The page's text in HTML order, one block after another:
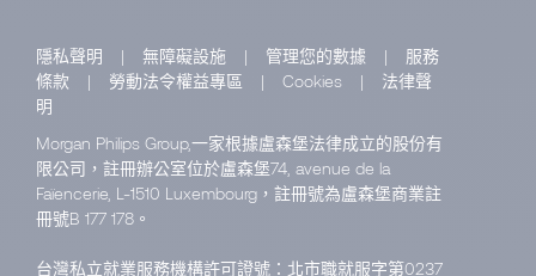
隱私聲明 | 無障礙設施 | 管理您的數據 |
服務
條款
| 勞動法令權益專區 | Cookies |
法律聲
明
Morgan Philips Group,一家根據盧森堡法律成立的股份有
限公司，註冊辦公室位於盧森堡74, avenue de la
Faïencerie, L-1510 Luxembourg，註冊號為盧森堡商業註
冊號B 177 178。
台灣私立就業服務機構許可證號：北市職就服字第0237